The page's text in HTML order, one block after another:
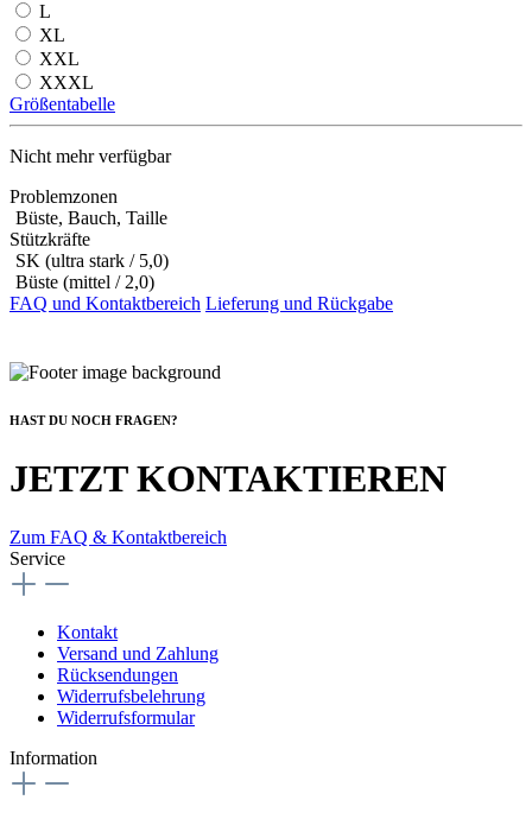
L
XL
XXL
XXXL
Größentabelle
Nicht mehr verfügbar
Problemzonen
Büste, Bauch, Taille
Stützkräfte
SK (ultra stark / 5,0)
Büste (mittel / 2,0)
FAQ und Kontaktbereich Lieferung und Rückgabe
HAST DU NOCH FRAGEN?
JETZT KONTAKTIEREN
Zum FAQ & Kontaktbereich
Service
Kontakt
Versand und Zahlung
Rücksendungen
Widerrufsbelehrung
Widerrufsformular
Information